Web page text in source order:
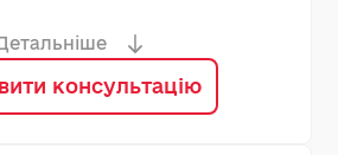
консультацію